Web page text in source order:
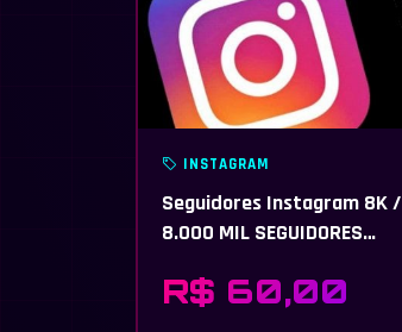
INSTAGRAM
Seguidores Instagram 8K /
8.000 MIL SEGUIDORES
MINUTOS
R$ 60,00